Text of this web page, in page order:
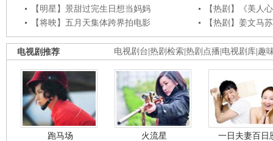
【明星】景甜过完生日想当妈妈
【热剧】《美人
【将映】五月天集体跨界拍电影
【热剧】姜文马
电视剧台 热剧检索 热剧点播 电视剧库 趣
电视剧推荐
跑马场 火流星 一日夫妻百日